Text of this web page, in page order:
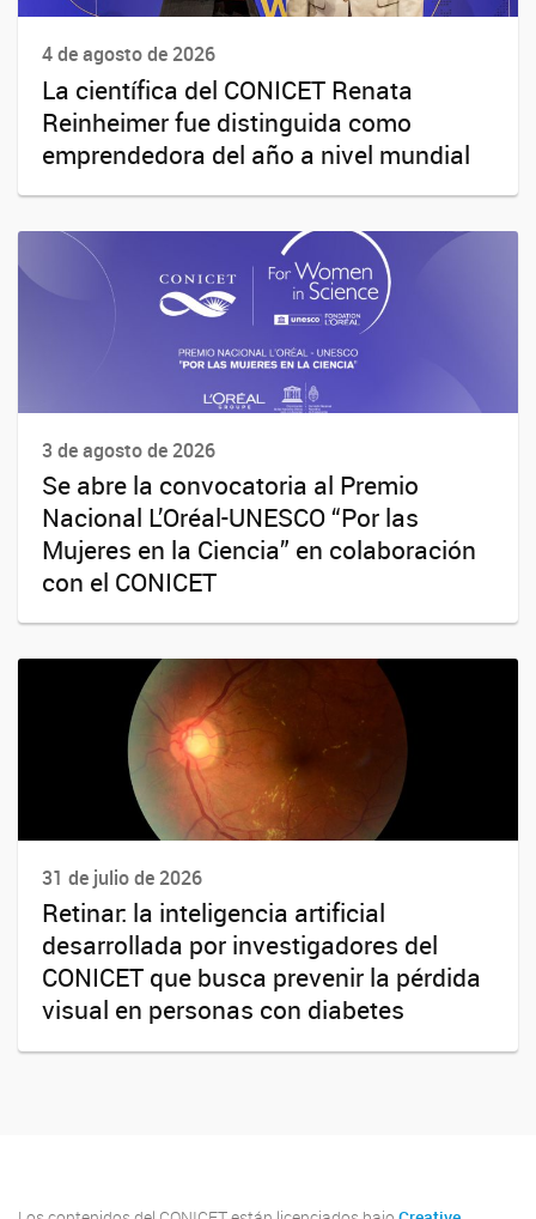
4 de agosto de 2026
La científica del CONICET Renata
Reinheimer fue distinguida como
emprendedora del año a nivel mundial
3 de agosto de 2026
Se abre la convocatoria al Premio
Nacional L’Oréal-UNESCO “Por las
Mujeres en la Ciencia” en colaboración
con el CONICET
31 de julio de 2026
Retinar: la inteligencia artificial
desarrollada por investigadores del
CONICET que busca prevenir la pérdida
visual en personas con diabetes